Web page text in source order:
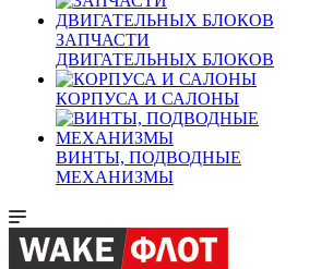
ЗАПЧАСТИ
ДВИГАТЕЛЬНЫХ БЛОКОВ
КОРПУСА И САЛОНЫ
ВИНТЫ, ПОДВОДНЫЕ
МЕХАНИЗМЫ